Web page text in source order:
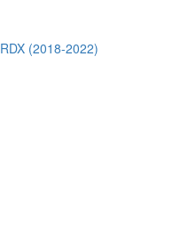
RDX (2018-2022)